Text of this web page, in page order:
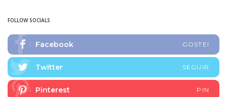
FOLLOW SOCIALS
Facebook GOSTEI
Twitter SEGUIR
Pinterest PIN